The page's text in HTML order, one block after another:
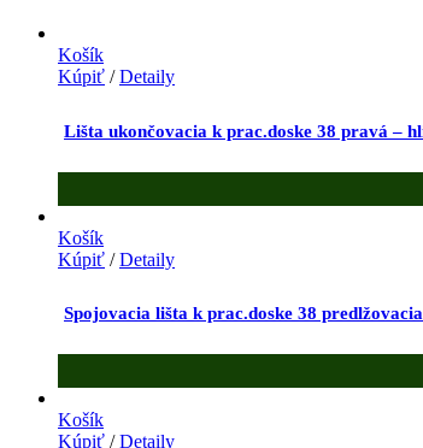
Košík
Kúpiť /Detaily
Lišta ukončovacia k prac.doske 38 pravá –
Košík
Kúpiť /Detaily
Spojovacia lišta k prac.doske 38
Košík
Kúpiť /Detaily